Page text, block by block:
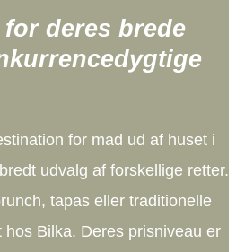
deres brede
for mad ud af huset i
udvalg af forskellige retter.
tapas eller traditionelle
hos Bilka. Deres prisniveau er